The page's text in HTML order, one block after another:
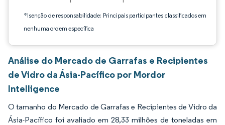
*Isenção de responsabilidade: Principais participantes classificados em
nenhuma ordem específica
Análise do Mercado de Garrafas e Recipientes
de Vidro da Ásia-Pacífico por Mordor
Intelligence
O tamanho do Mercado de Garrafas e Recipientes de Vidro da
Ásia-Pacífico foi avaliado em 28,33 milhões de toneladas em